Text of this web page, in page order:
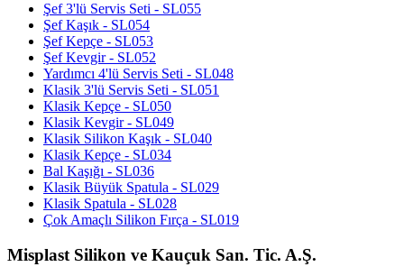
Şef 3'lü Servis Seti - SL055
Şef Kaşık - SL054
Şef Kepçe - SL053
Şef Kevgir - SL052
Yardımcı 4'lü Servis Seti - SL048
Klasik 3'lü Servis Seti - SL051
Klasik Kepçe - SL050
Klasik Kevgir - SL049
Klasik Silikon Kaşık - SL040
Klasik Kepçe - SL034
Bal Kaşığı - SL036
Klasik Büyük Spatula - SL029
Klasik Spatula - SL028
Çok Amaçlı Silikon Fırça - SL019
Misplast Silikon ve Kauçuk San. Tic. A.Ş.